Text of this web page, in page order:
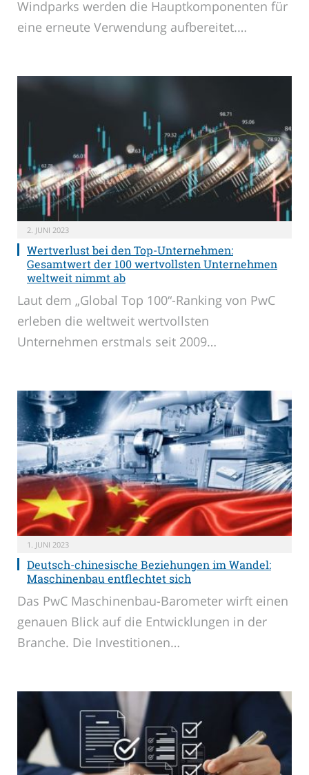
Windparks werden die Hauptkomponenten für
eine erneute Verwendung aufbereitet.…
2. JUNI 2023
Wertverlust bei den Top-Unternehmen:
Gesamtwert der 100 wertvollsten Unternehmen
weltweit nimmt ab
Laut dem „Global Top 100“-Ranking von PwC
erleben die weltweit wertvollsten
Unternehmen erstmals seit 2009…
1. JUNI 2023
Deutsch-chinesische Beziehungen im Wandel:
Maschinenbau entflechtet sich
Das PwC Maschinenbau-Barometer wirft einen
genauen Blick auf die Entwicklungen in der
Branche. Die Investitionen…